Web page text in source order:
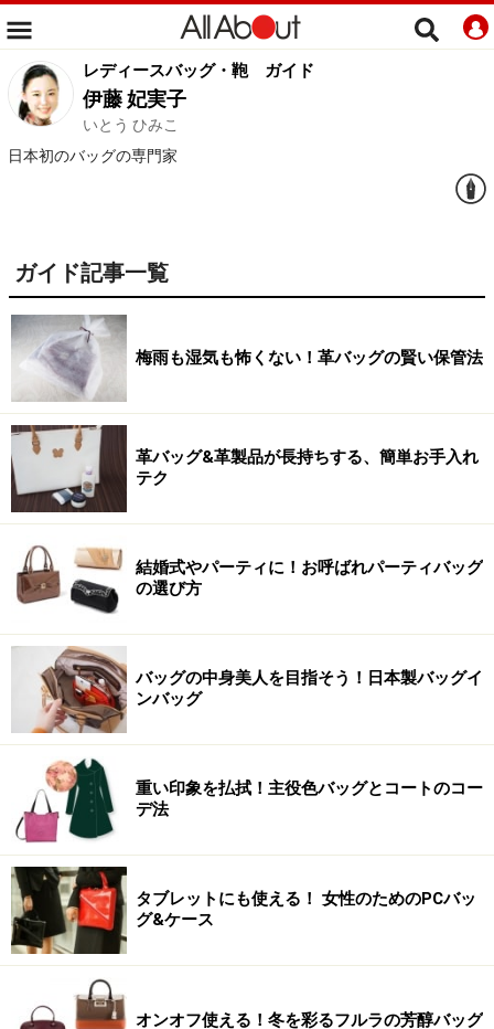
レディースバッグ・鞄 ガイド
伊藤 妃実子
いとう ひみこ
日本初のバッグの専門家
ガイド記事一覧
梅雨も湿気も怖くない！革バッグの賢い保管法
革バッグ&革製品が長持ちする、簡単お手入れ
テク
結婚式やパーティに！お呼ばれパーティバッグ
の選び方
バッグの中身美人を目指そう！日本製バッグイ
ンバッグ
重い印象を払拭！主役色バッグとコートのコー
デ法
タブレットにも使える！ 女性のためのPCバッ
グ&ケース
オンオフ使える！冬を彩るフルラの芳醇バッグ